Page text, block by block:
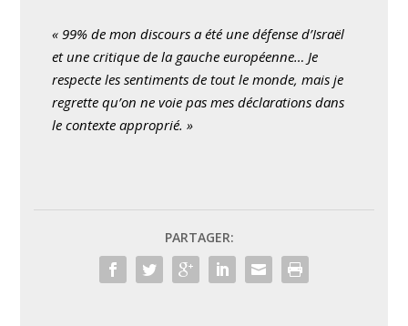
« 99% de mon discours a été une défense d’Israël
et une critique de la gauche européenne… Je
respecte les sentiments de tout le monde, mais je
regrette qu’on ne voie pas mes déclarations dans
le contexte approprié. »
PARTAGER: